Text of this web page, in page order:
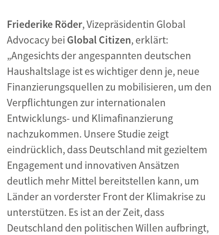
Friederike Röder, Vizepräsidentin Global
Advocacy bei Global Citizen, erklärt:
„Angesichts der angespannten deutschen
Haushaltslage ist es wichtiger denn je, neue
Finanzierungsquellen zu mobilisieren, um den
Verpflichtungen zur internationalen
Entwicklungs- und Klimafinanzierung
nachzukommen. Unsere Studie zeigt
eindrücklich, dass Deutschland mit gezieltem
Engagement und innovativen Ansätzen
deutlich mehr Mittel bereitstellen kann, um
Länder an vorderster Front der Klimakrise zu
unterstützen. Es ist an der Zeit, dass
Deutschland den politischen Willen aufbringt,